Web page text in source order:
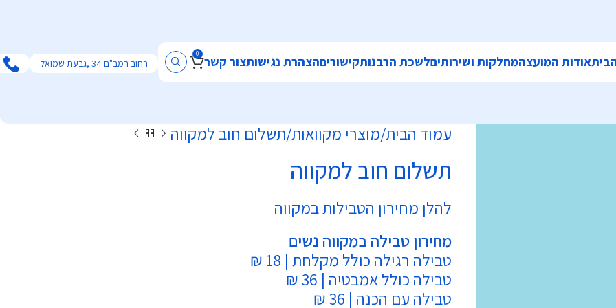
אודות המועצהמחלקות ושירותיםלשכת הרבנותקישוריםהצהרת נגישותצור קשר 0
רחוב רמב"ם 34 ,גבעת שמואל
עמוד הבית מוצרי מקוואות תשלום חוב למקווה
תשלום חוב למקווה
להלן מחירון הטבילות במקווה
מחירון טבילה במקווה נשים
טבילה רגילה כולל מקלחת | 18 ₪
טבילה כולל אמבטיה | 36 ₪
טבילה עם הכנה | 36 ₪